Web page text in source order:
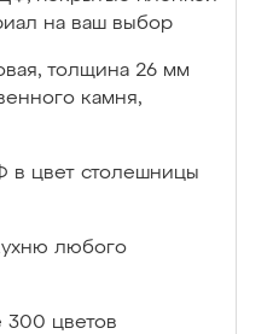
на ваш выбор
толщина 26 мм
камня,
в цвет столешницы
любого
300 цветов